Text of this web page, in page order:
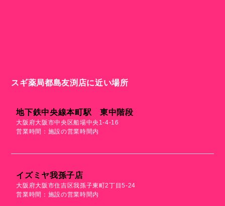
スギ薬局都島友渕店に近い場所
地下鉄中央線本町駅 東中階段
大阪府大阪市中央区船場中央1-4-16
営業時間：施設の営業時間内
イズミヤ我孫子店
大阪府大阪市住吉区我孫子東町2丁目5-24
営業時間：施設の営業時間内